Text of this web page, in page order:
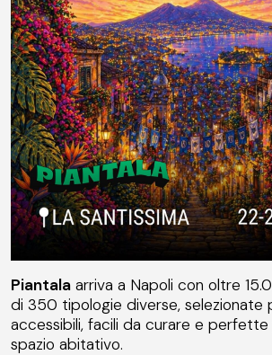
Piantala arriva a Napoli con oltre
di 350 tipologie diverse, selezionate
accessibili, facili da curare e
spazio abitativo.